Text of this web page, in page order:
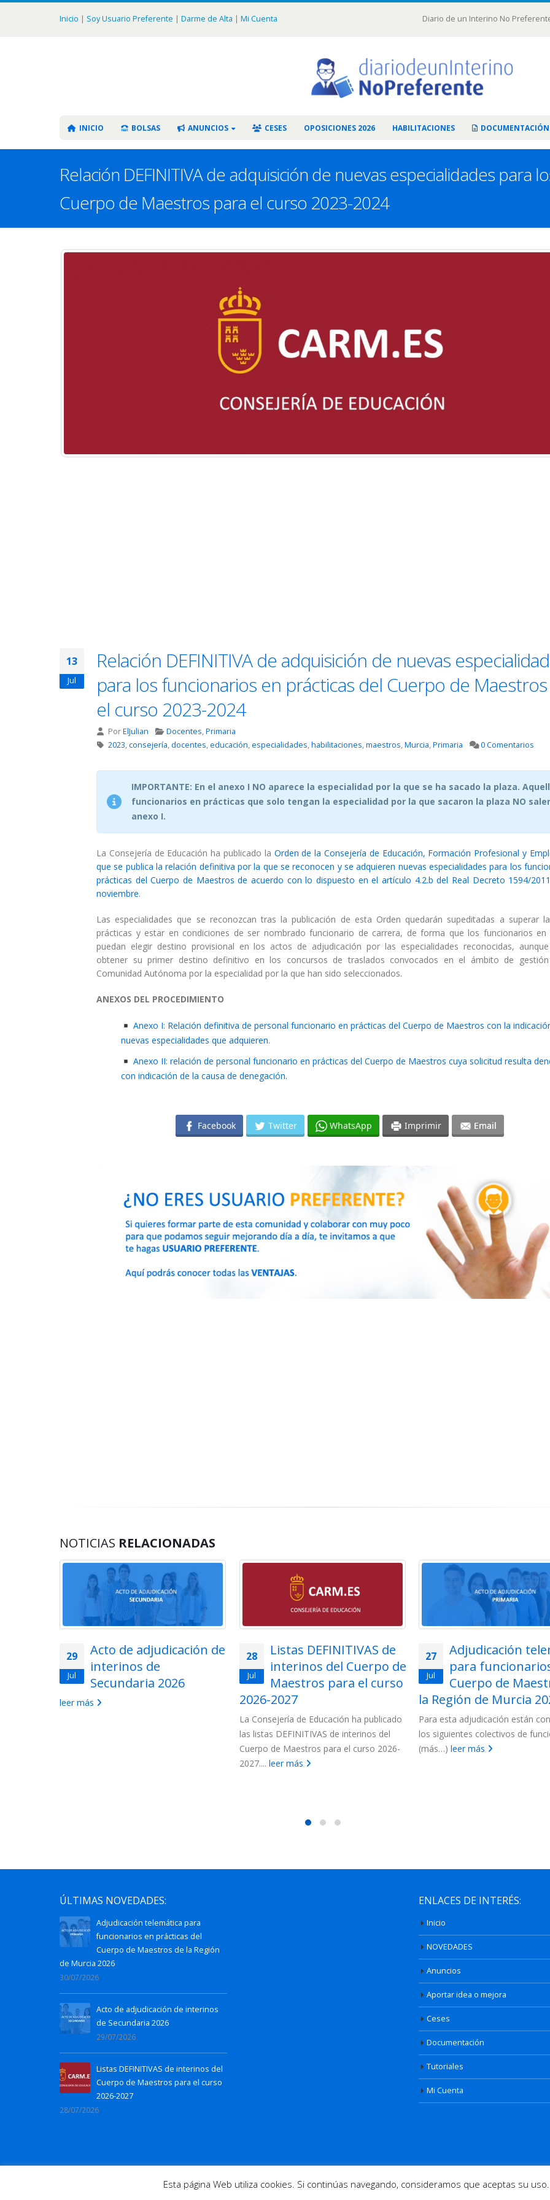
Inicio | Soy Usuario Preferente | Darme de Alta | Mi Cuenta Diario de un Interino No
INICIO BOLSAS ANUNCIOS CESES OPOSICIONES 2026 HABILITACIONES DOCUMENTACIÓN
Relación DEFINITIVA de adquisición de nuevas especialidades para
Cuerpo de Maestros para el curso 2023-2024
13
Jul
Relación DEFINITIVA de adquisición de nuevas
para los funcionarios en prácticas del Cuerpo de
el curso 2023-2024
PorElJulian Docentes,Primaria
2023,consejería,docentes,educación,especialidades,habilitaciones,maestros,Murcia,Primaria 0 Comentarios
IMPORTANTE: En el anexo I NO aparece la especialidad por la que se ha sacado la plaza.
funcionarios en prácticas que solo tengan la especialidad por la que sacaron la plaza NO
anexo I.
La Consejería de Educación ha publicado la Orden de la Consejería de Educación, Formación Profesional y
que se publica la relación definitiva por la que se reconocen y se adquieren nuevas especialidades para los
prácticas del Cuerpo de Maestros de acuerdo con lo dispuesto en el artículo 4.2.b del Real Decreto 1594/
noviembre.
Las especialidades que se reconozcan tras la publicación de esta Orden quedarán supeditadas a superar
prácticas y estar en condiciones de ser nombrado funcionario de carrera, de forma que los funcionarios en
puedan elegir destino provisional en los actos de adjudicación por las especialidades reconocidas,
obtener su primer destino definitivo en los concursos de traslados convocados en el ámbito de
Comunidad Autónoma por la especialidad por la que han sido seleccionados.
ANEXOS DEL PROCEDIMIENTO
Anexo I: Relación definitiva de personal funcionario en prácticas del Cuerpo de Maestros con la
nuevas especialidades que adquieren.
Anexo II: relación de personal funcionario en prácticas del Cuerpo de Maestros cuya solicitud resulta
con indicación de la causa de denegación.
Facebook Twitter WhatsApp Imprimir Email
NOTICIAS RELACIONADAS
29
Jul
Acto de adjudicación de
interinos de
Secundaria 2026
leer más
28
Jul
Listas DEFINITIVAS de
interinos del Cuerpo de
Maestros para el curso
2026-2027
La Consejería de Educación ha publicado
las listas DEFINITIVAS de interinos del
Cuerpo de Maestros para el curso 2026-
2027.... leer más
27
Jul
Adjudicación
para
Cuerpo de
la Región de Murcia
Para esta adjudicación están
los siguientes colectivos de
(más…) leer más
ÚLTIMAS NOVEDADES:
Adjudicación telemática para
funcionarios en prácticas del
Cuerpo de Maestros de la Región
de Murcia 2026
30/07/2026
Acto de adjudicación de interinos
de Secundaria 2026
29/07/2026
Listas DEFINITIVAS de interinos del
Cuerpo de Maestros para el curso
2026-2027
28/07/2026
ENLACES DE INTERÉS:
Inicio
NOVEDADES
Anuncios
Aportar idea o mejora
Ceses
Documentación
Tutoriales
Mi Cuenta
Esta página Web utiliza cookies. Si continúas navegando, consideramos que aceptas su uso.